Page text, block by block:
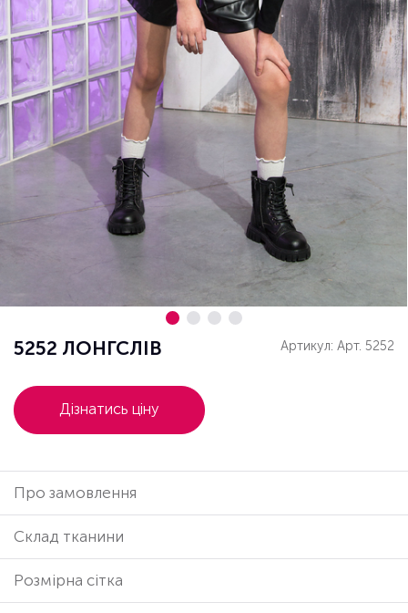
5252 ЛОНГСЛІВ Артикул: Арт. 5252
Дізнатись ціну
Про замовлення
Cклад тканини
Розмірна сітка